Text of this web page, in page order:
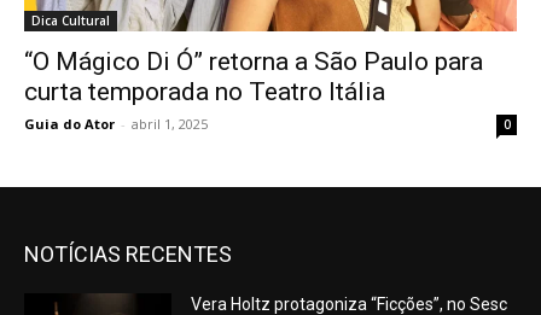
Dica Cultural
“O Mágico Di Ó” retorna a São Paulo para
curta temporada no Teatro Itália
Guia do Ator - abril 1, 2025 0
NOTÍCIAS RECENTES
Vera Holtz protagoniza “Ficções”, no Sesc